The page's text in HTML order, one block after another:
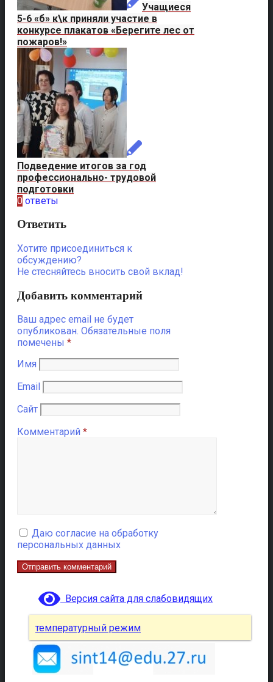
Учащиеся
5-6 «б» к\к приняли участие в
конкурсе плакатов «Берегите лес от
пожаров!»
Подведение итогов за год
профессионально- трудовой
подготовки
0 ответы
Ответить
Хотите присоединиться к
обсуждению?
Не стесняйтесь вносить свой вклад!
Добавить комментарий
Ваш адрес email не будет
опубликован. Обязательные поля
помечены *
Имя
Email
Сайт
Комментарий *
Даю согласие на обработку
персональных данных
Версия сайта для слабовидящих
температурный режим